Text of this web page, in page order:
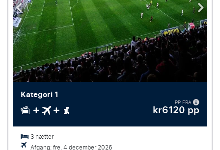
3 nætter
Afgang: fre. 4 december 2026
Kategori 1
PP FRA
kr6120 pp